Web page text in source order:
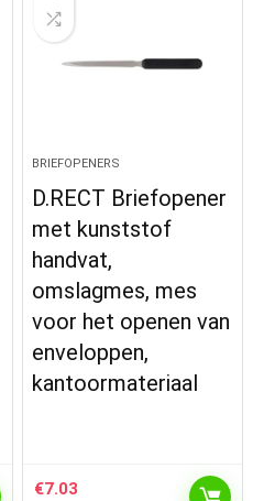
BRIEFOPENERS
D.RECT Briefopener
met kunststof
handvat,
omslagmes, mes
voor het openen van
enveloppen,
kantoormateriaal
€7.03